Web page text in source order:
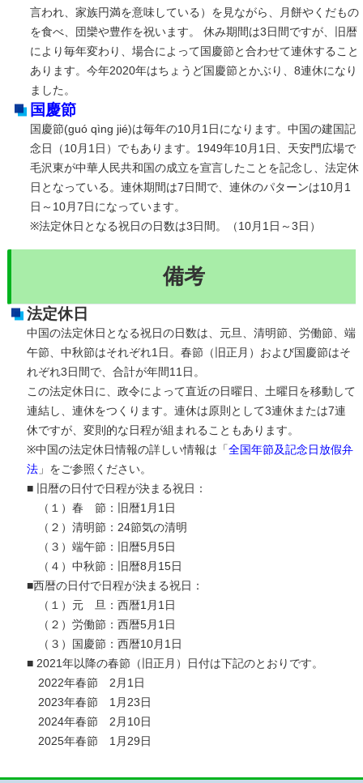
備考
法定休日
中国の法定休日となる祝日の日数は、元旦、清明節、労働節、端
午節、中秋節はそれぞれ1日。春節（旧正月）および国慶節はそ
れぞれ3日間で、合計が年間11日。
この法定休日に、政令によって直近の日曜日、土曜日を移動して
連結し、連休をつくります。連休は原則として3連休または7連
休ですが、変則的な日程が組まれることもあります。
※中国の法定休日情報の詳しい情報は「 全国年節及記念日放假弁
法」をご参照ください。
■ 旧暦の日付で日程が決まる祝日：
（１）春 節：旧暦1月1日
（２）清明節：24節気の清明
（３）端午節：旧暦5月5日
（４）中秋節：旧暦8月15日
■西暦の日付で日程が決まる祝日：
（１）元 旦：西暦1月1日
（２）労働節：西暦5月1日
（３）国慶節：西暦10月1日
■ 2021年以降の春節（旧正月）日付は下記のとおりです。
2022年春節 2月1日
2023年春節 1月23日
2024年春節 2月10日
2025年春節 1月29日
言われ、家族円満を意味している）を見ながら、月餅やくだもの
を食べ、団欒や豊作を祝います。 休み期間は3日間ですが、旧暦
により毎年変わり、場合によって国慶節と合わせて連休すること
あります。今年2020年はちょうど国慶節とかぶり、8連休になり
ました。
国慶節
国慶節(guó qìng jié)は毎年の10月1日になります。中国の建国記
念日（10月1日）でもあります。1949年10月1日、天安門広場で
毛沢東が中華人民共和国の成立を宣言したことを記念し、法定休
日となっている。連休期間は7日間で、連休のパターンは10月1
日～10月7日になっています。
※法定休日となる祝日の日数は3日間。（10月1日～3日）